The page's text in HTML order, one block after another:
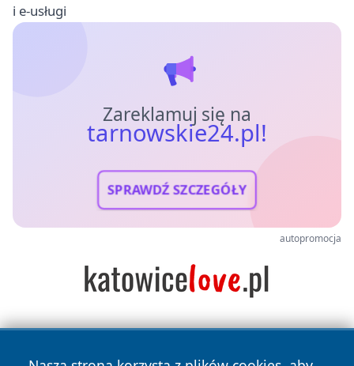
i e-usługi
Zareklamuj się na
tarnowskie24.pl!
SPRAWDŹ SZCZEGÓŁY
autopromocja